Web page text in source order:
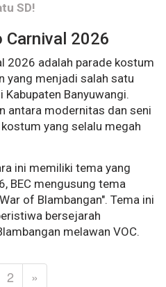
SD!
Carnival 2026
2026 adalah parade kostum
yang menjadi salah satu
Banyuwangi.
antara modernitas dan seni
yang selalu megah
ini memiliki tema yang
BEC mengusung tema
of Blambangan". Tema ini
bersejarah
melawan VOC.
2 »